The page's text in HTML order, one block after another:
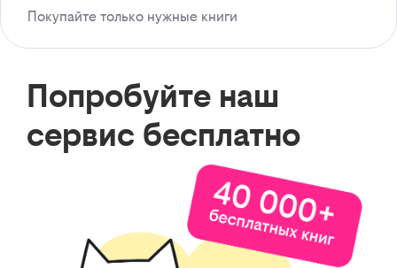
Покупайте только нужные книги
Попробуйте наш
сервис бесплатно